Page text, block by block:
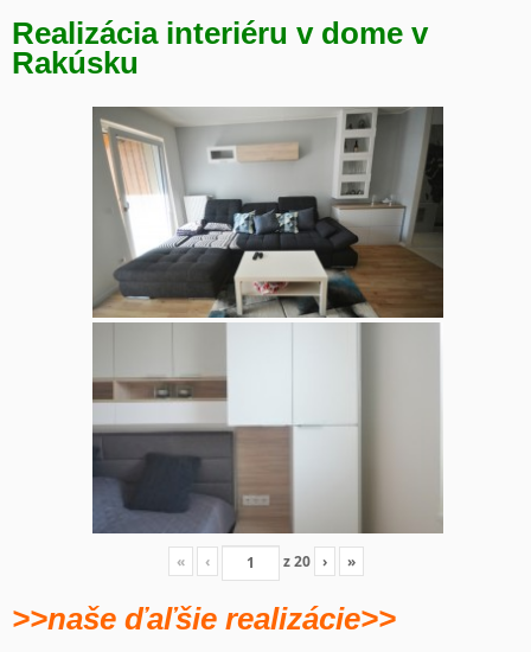
Realizácia interiéru v dome v
Rakúsku
« ‹ z20 › »
>>naše ďaľšie realizácie>>